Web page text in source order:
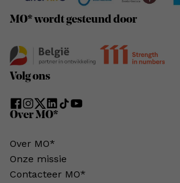
MO* wordt gesteund door
Volg ons
Over MO*
Over MO*
Onze missie
Contacteer MO*